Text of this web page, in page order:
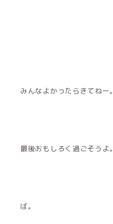
みんなよかったらきてねー。
最後おもしろく過ごそうよ。
ば。